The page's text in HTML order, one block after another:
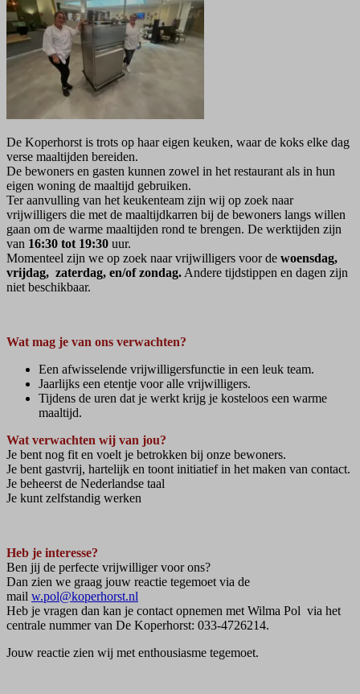
De Koperhorst is trots op haar eigen keuken, waar de koks elke dag
verse maaltijden bereiden.
De bewoners en gasten kunnen zowel in het restaurant als in hun
eigen woning de maaltijd gebruiken.
Ter aanvulling van het keukenteam zijn wij op zoek naar
vrijwilligers die met de maaltijdkarren bij de bewoners langs willen
gaan om de warme maaltijden rond te brengen. De werktijden zijn
van 16:30 tot 19:30 uur.
Momenteel zijn we op zoek naar vrijwilligers voor de woensdag,
vrijdag, zaterdag, en/of zondag. Andere tijdstippen en dagen zijn
niet beschikbaar.
Wat mag je van ons verwachten?
Een afwisselende vrijwilligersfunctie in een leuk team.
Jaarlijks een etentje voor alle vrijwilligers.
Tijdens de uren dat je werkt krijg je kosteloos een warme
maaltijd.
Wat verwachten wij van jou?
Je bent nog fit en voelt je betrokken bij onze bewoners.
Je bent gastvrij, hartelijk en toont initiatief in het maken van contact.
Je beheerst de Nederlandse taal
Je kunt zelfstandig werken
Heb je interesse?
Ben jij de perfecte vrijwilliger voor ons?
Dan zien we graag jouw reactie tegemoet via de
mail w.pol@koperhorst.nl
Heb je vragen dan kan je contact opnemen met Wilma Pol via het
centrale nummer van De Koperhorst: 033-4726214.
Jouw reactie zien wij met enthousiasme tegemoet.